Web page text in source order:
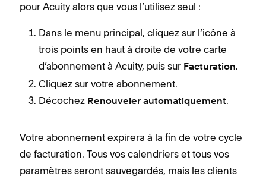
pour Acuity alors que vous l’utilisez seul :
Dans le menu principal, cliquez sur l’icône à
trois points en haut à droite de votre carte
d’abonnement à Acuity, puis sur Facturation.
Cliquez sur votre abonnement.
Décochez Renouveler automatiquement.
Votre abonnement expirera à la fin de votre cycle
de facturation. Tous vos calendriers et tous vos
paramètres seront sauvegardés, mais les clients